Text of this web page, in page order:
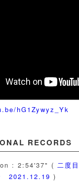
hG1Zywyz_Yk
RECORDS
: 2:54'37" ( 二度
2021.12.19 )